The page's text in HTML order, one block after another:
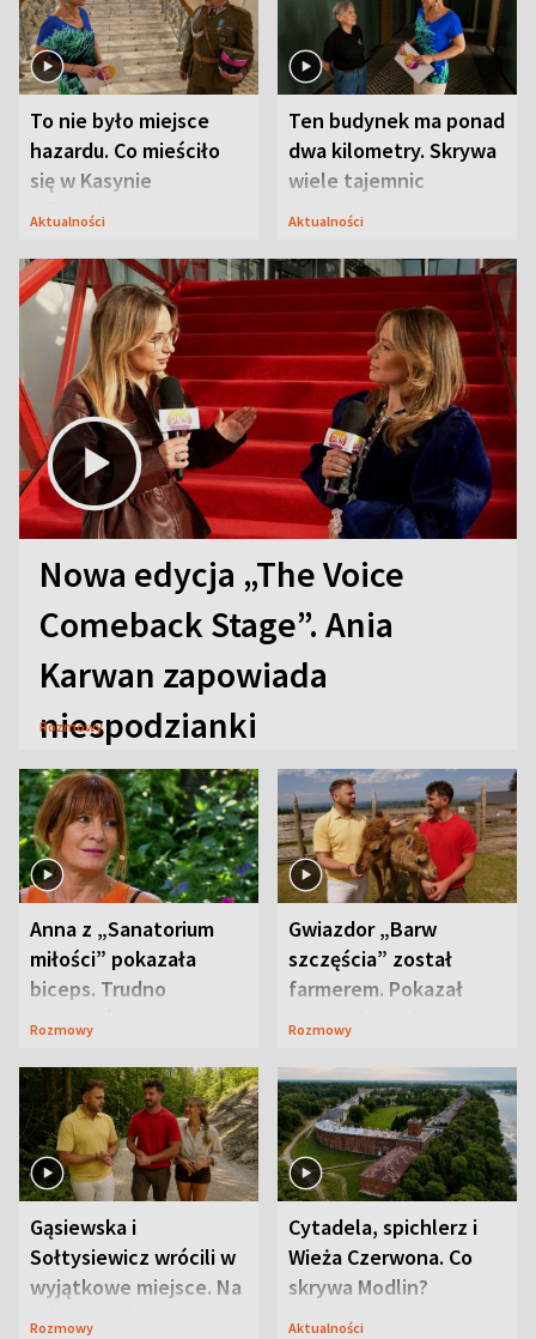
To nie było miejsce
hazardu. Co mieściło
się w Kasynie
Oficerskim?
Aktualności
Ten budynek ma ponad
dwa kilometry. Skrywa
wiele tajemnic
Aktualności
Nowa edycja „The Voice
Comeback Stage”. Ania
Karwan zapowiada
niespodzianki
Rozmowy
Anna z „Sanatorium
miłości” pokazała
biceps. Trudno
uwierzyć, co przeszła
Rozmowy
Gwiazdor „Barw
szczęścia” został
farmerem. Pokazał
swoje niezwykłe
Rozmowy
Gąsiewska i
Sołtysiewicz wrócili w
wyjątkowe miejsce. Na
szlaku czekał
Rozmowy
Cytadela, spichlerz i
Wieża Czerwona. Co
skrywa Modlin?
Aktualności